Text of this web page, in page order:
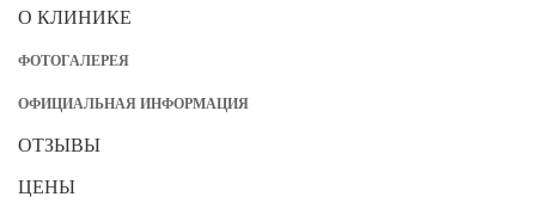
О КЛИНИКЕ
ФОТОГАЛЕРЕЯ
ОФИЦИАЛЬНАЯ ИНФОРМАЦИЯ
ОТЗЫВЫ
ЦЕНЫ